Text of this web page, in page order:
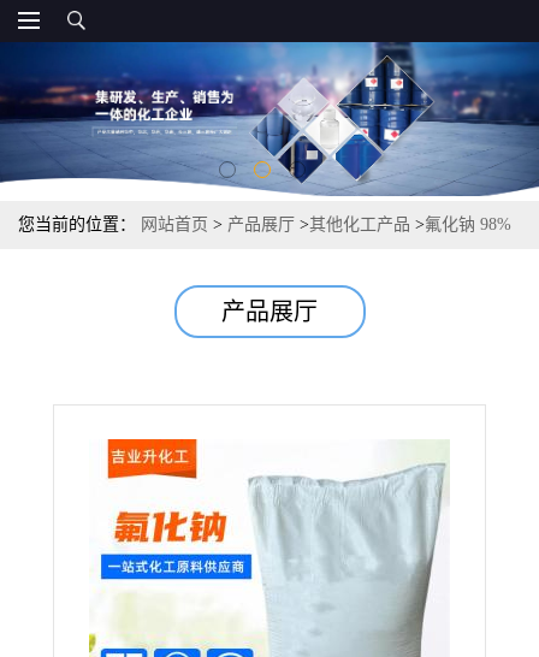
您当前的位置： 网站首页 > 产品展厅 >其他化工产品 >氟化钠 98%
产品展厅